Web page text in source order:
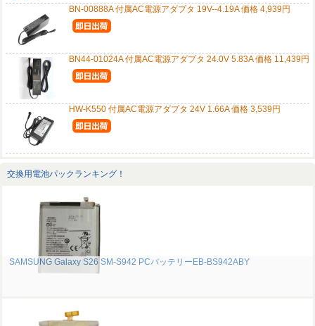
BN-00888A 付属AC電源アダプタ 19V--4.19A 価格 4,939円
BN44-01024A 付属AC電源アダプタ 24.0V 5.83A 価格 11,439円
HW-K550 付属AC電源アダプタ 24V 1.66A 価格 3,539円
交換用電池パックランキング！
SAMSUNG Galaxy S26 SM-S942 PCバッテリーEB-BS942ABY